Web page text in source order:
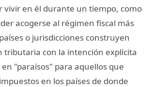
vivir en él durante un tiempo, como
acogerse al régimen fiscal más
o jurisdicciones construyen
tributaria con la intención explícita
"paraísos" para aquellos que
en los países de donde